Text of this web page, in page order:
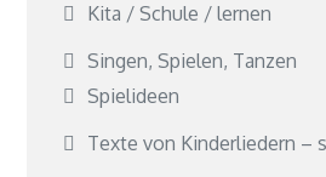
Kita / Schule / lernen
Singen, Spielen, Tanzen
Spielideen
Texte von Kinderliedern –